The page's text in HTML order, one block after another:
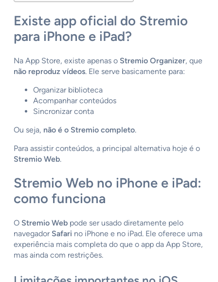
Existe app oficial do Stremio
para iPhone e iPad?
Na App Store, existe apenas o Stremio Organizer, que
não reproduz vídeos. Ele serve basicamente para:
Organizar biblioteca
Acompanhar conteúdos
Sincronizar conta
Ou seja, não é o Stremio completo.
Para assistir conteúdos, a principal alternativa hoje é o
Stremio Web.
Stremio Web no iPhone e iPad:
como funciona
O Stremio Web pode ser usado diretamente pelo
navegador Safari no iPhone e no iPad. Ele oferece uma
experiência mais completa do que o app da App Store,
mas ainda com restrições.